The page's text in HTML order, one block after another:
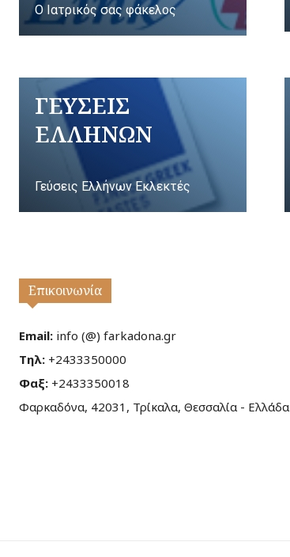
Ο Ιατρικός σας φάκελος
ΓΕΥΣΕΙΣ
ΕΛΛΗΝΩΝ
Γεύσεις Ελλήνων Εκλεκτές
Επικοινωνία
Email: info (@) farkadona.gr
Τηλ: +2433350000
Φαξ: +2433350018
Φαρκαδόνα, 42031, Τρίκαλα, Θεσσαλία - Ελλάδα